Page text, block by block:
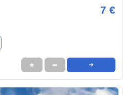
7 €
★ ➦ ➜